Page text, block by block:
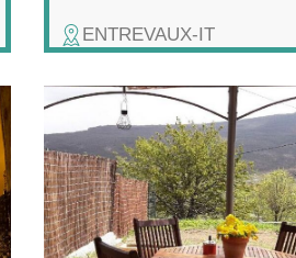
ENTREVAUX-IT
Nel Parco Naturale Regionale
del Verdon, alla periferia del
villaggio, casa indipendente
che comprende la gîte e
l'alloggio secondario del
proprietario su un ampio